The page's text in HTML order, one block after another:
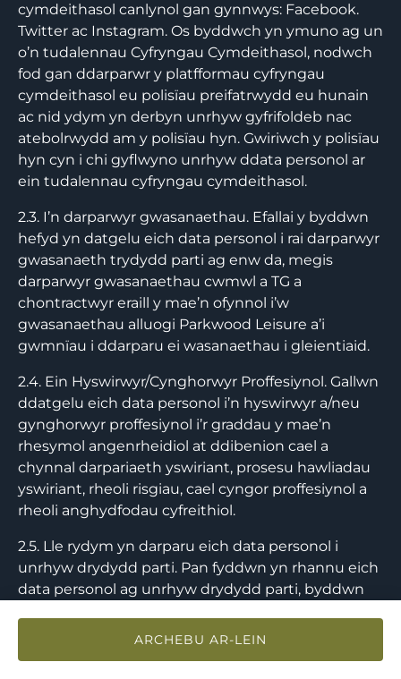
ARCHEBU AR-LEIN
cymdeithasol canlynol gan gynnwys: Facebook.
Twitter ac Instagram. Os byddwch yn ymuno ag un
o’n tudalennau Cyfryngau Cymdeithasol, nodwch
fod gan ddarparwr y platfformau cyfryngau
cymdeithasol eu polisïau preifatrwydd eu hunain
ac nid ydym yn derbyn unrhyw gyfrifoldeb nac
atebolrwydd am y polisïau hyn. Gwiriwch y polisïau
hyn cyn i chi gyflwyno unrhyw ddata personol ar
ein tudalennau cyfryngau cymdeithasol.
2.3. I’n darparwyr gwasanaethau. Efallai y byddwn
hefyd yn datgelu eich data personol i rai darparwyr
gwasanaeth trydydd parti ag enw da, megis
darparwyr gwasanaethau cwmwl a TG a
chontractwyr eraill y mae’n ofynnol i’w
gwasanaethau alluogi Parkwood Leisure a’i
gwmnïau i ddarparu ei wasanaethau i gleientiaid.
2.4. Ein Hyswirwyr/Cynghorwyr Proffesiynol. Gallwn
ddatgelu eich data personol i’n hyswirwyr a/neu
gynghorwyr proffesiynol i’r graddau y mae’n
rhesymol angenrheidiol at ddibenion cael a
chynnal darpariaeth yswiriant, prosesu hawliadau
yswiriant, rheoli risgiau, cael cyngor proffesiynol a
rheoli anghydfodau cyfreithiol.
2.5. Lle rydym yn darparu eich data personol i
unrhyw drydydd parti. Pan fyddwn yn rhannu eich
data personol ag unrhyw drydydd parti, byddwn
ddiogelu gan fesurau diogelu priodol gan gynnwys